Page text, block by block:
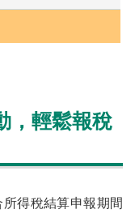
，輕鬆報稅
得稅結算申報期間